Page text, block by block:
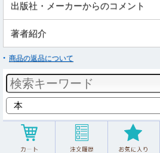
出版社・メーカーからのコメント
著者紹介
商品の返品について